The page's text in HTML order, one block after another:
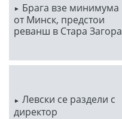
Брага взе минимума
от Минск, предстои
реванш в Стара Загора
Левски се раздели с
директор